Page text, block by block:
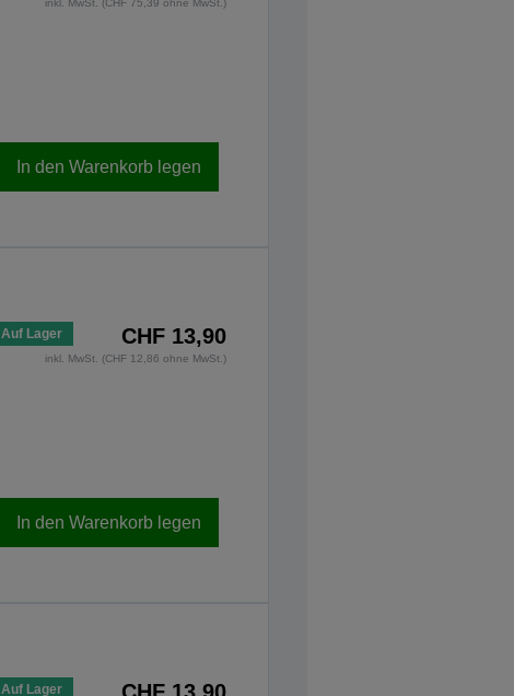
inkl. MwSt. (CHF 75,39 ohne MwSt.)
In den Warenkorb legen
Auf Lager CHF 13,90
inkl. MwSt. (CHF 12,86 ohne MwSt.)
In den Warenkorb legen
Auf Lager